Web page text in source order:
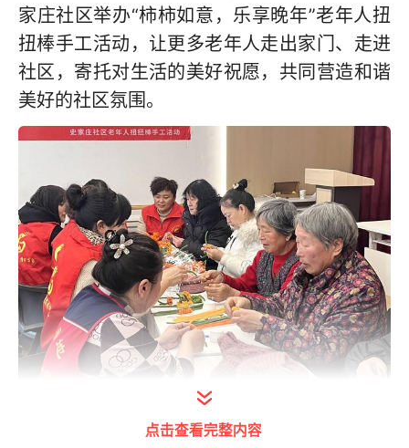
家庄社区举办“柿柿如意，乐享晚年”老年人扭
扭棒手工活动，让更多老年人走出家门、走进
社区，寄托对生活的美好祝愿，共同营造和谐
美好的社区氛围。
活动开始，社区工作人员详细介绍了不同“柿柿
点击查看完整内容